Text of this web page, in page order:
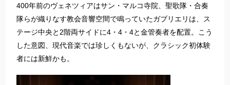
400年前のヴェネツィアはサン・マルコ寺院、聖歌隊・合奏
隊らが織りなす教会音響空間で鳴っていたガブリエリは、ス
テージ中央と2階両サイドに4・4・4と金管奏者を配置。こう
した意図、現代音楽では珍しくもないが、クラシック初体験
者には新鮮かも。